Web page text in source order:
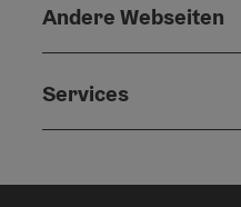
Andere Webseiten
Services